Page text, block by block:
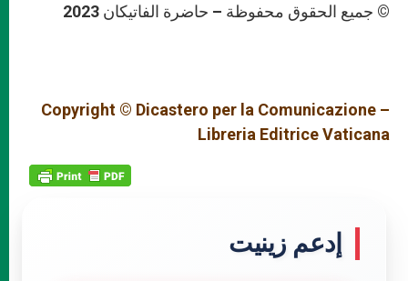
© جميع الحقوق محفوظة – حاضرة الفاتيكان 2023
Copyright © Dicastero per la Comunicazione –
Libreria Editrice Vaticana
إدعم زينيت